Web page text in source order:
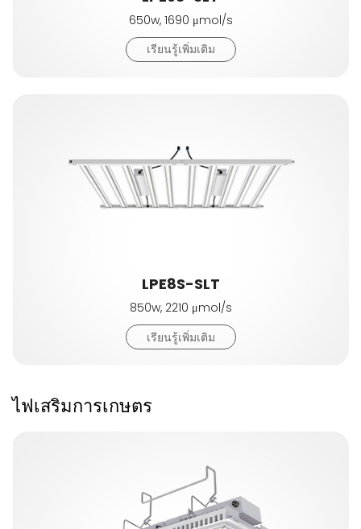
650w, 1690 μmol/s
เรียนรู้เพิ่มเติม
LPE8S-SLT
850w, 2210 μmol/s
เรียนรู้เพิ่มเติม
ไฟเสริมการเกษตร